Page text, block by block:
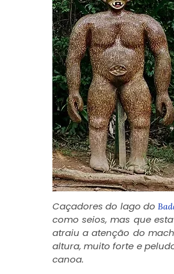
Caçadores do lago do
como seios, mas que
atraiu a atenção do
altura, muito forte e
canoa.